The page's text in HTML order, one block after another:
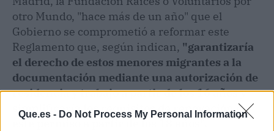
Que.es - Do Not Process My Personal Information
otro Mundo, "hace más de un año" que el
Gobierno se comprometió a reformar este
Reglamento que, según indican, "garantizaría
el derecho de estos menores migrantes a la
documentación mediante una autorización de
residencia y trabajo a partir de los 16 años y
simplificaría los requisitos de renovación de
este permiso a partir de los 18 años".